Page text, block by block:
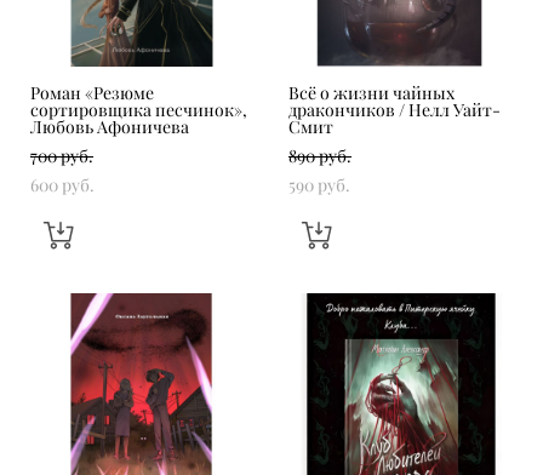
Роман «Резюме
сортировщика песчинок»,
Любовь Афоничева
700 pуб.
600 pуб.
Всё о жизни чайных
дракончиков / Нелл Уайт-
Смит
890 pуб.
590 pуб.